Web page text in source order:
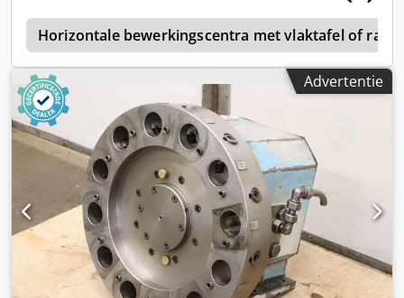
Horizontale bewerkingscentra met vlaktafel of
Advertentie